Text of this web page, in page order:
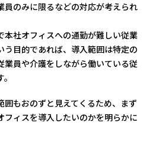
員のみに限るなどの対応が考えられ
本社オフィスへの通勤が難しい従業
う目的であれば、導入範囲は特定の
業員や介護をしながら働いている従
囲もおのずと見えてくるため、まず
フィスを導入したいのかを明らかに